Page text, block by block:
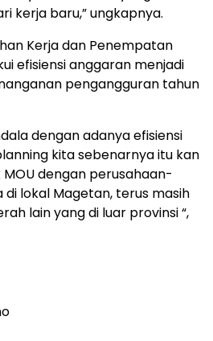
kerja baru,” ungkapnya.
Kerja dan Penempatan
efisiensi anggaran menjadi
pengangguran tahun
dengan adanya efisiensi
kita sebenarnya itu kan
dengan perusahaan-
lokal Magetan, terus masih
lain yang di luar provinsi “,